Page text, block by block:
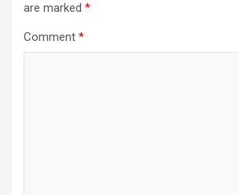
are marked *
Comment *